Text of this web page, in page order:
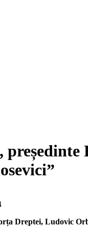
Dreptei, Ludovic